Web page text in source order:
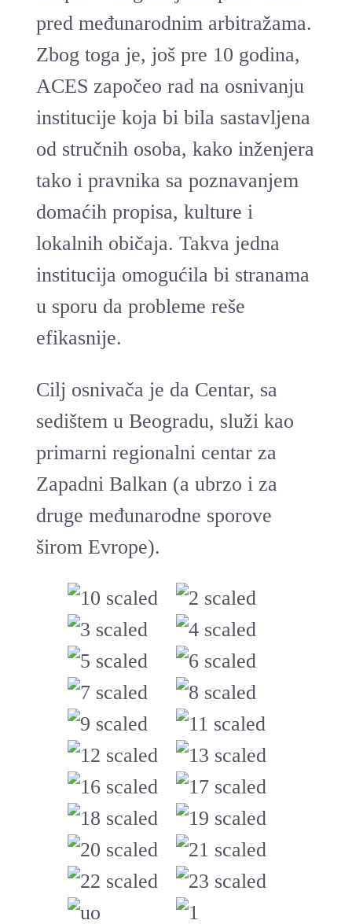
pred međunarodnim arbitražama.
Zbog toga je, još pre 10 godina,
ACES započeo rad na osnivanju
institucije koja bi bila sastavljena
od stručnih osoba, kako inženjera
tako i pravnika sa poznavanjem
domaćih propisa, kulture i
lokalnih običaja. Takva jedna
institucija omogućila bi stranama
u sporu da probleme reše
efikasnije.
Cilj osnivača je da Centar, sa
sedištem u Beogradu, služi kao
primarni regionalni centar za
Zapadni Balkan (a ubrzo i za
druge međunarodne sporove
širom Evrope).